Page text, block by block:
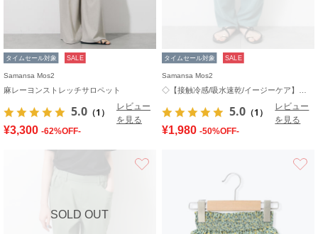
タイムセール対象 SALE
Samansa Mos2
麻レーヨンストレッチサロペット
5.0 （1）
レビュー
を見る
¥3,300 -62%OFF-
タイムセール対象 SALE
Samansa Mos2
5.0 （1）
レビュー
を見る
¥1,980 -50%OFF-
SOLD OUT